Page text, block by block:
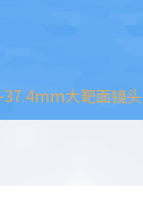
大靶面镜头